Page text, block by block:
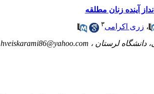
آینده زنان مطلقه
، زری اکرامی۳
hveiskarami86@yahoo.com